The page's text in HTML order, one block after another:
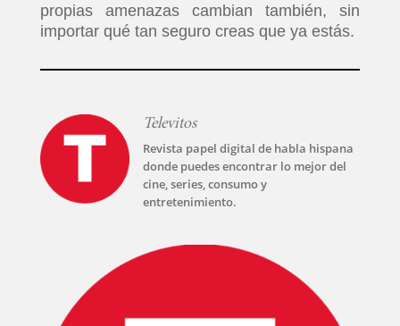
SERIES
T-
PLUS
EVENTOS
propias amenazas cambian también, sin
importar qué tan seguro creas que ya estás.
Televitos
Revista papel digital de habla hispana
donde puedes encontrar lo mejor del
cine, series, consumo y
entretenimiento.